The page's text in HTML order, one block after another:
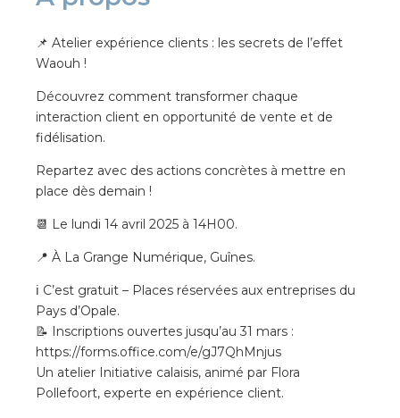
📌 Atelier expérience clients : les secrets de l’effet
Waouh !
Découvrez comment transformer chaque
interaction client en opportunité de vente et de
fidélisation.
Repartez avec des actions concrètes à mettre en
place dès demain !
📆 Le lundi 14 avril 2025 à 14H00.
📍 À La Grange Numérique, Guînes.
ℹ C’est gratuit – Places réservées aux entreprises du
Pays d’Opale.
📝 Inscriptions ouvertes jusqu’au 31 mars :
https://forms.office.com/e/gJ7QhMnjus
Un atelier Initiative calaisis, animé par Flora
Pollefoort, experte en expérience client.